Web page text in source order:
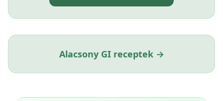
Alacsony GI receptek →